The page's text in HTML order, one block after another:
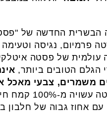
הבשרית החדשה של
פרמיום, נגיסה וטעימה
עולמית של פסטה
הגלם הטובים ביותר,
משמרים, צבעי מאכל
. הפסטה עשויה מ-
עם אחוז גבוה של חלבון